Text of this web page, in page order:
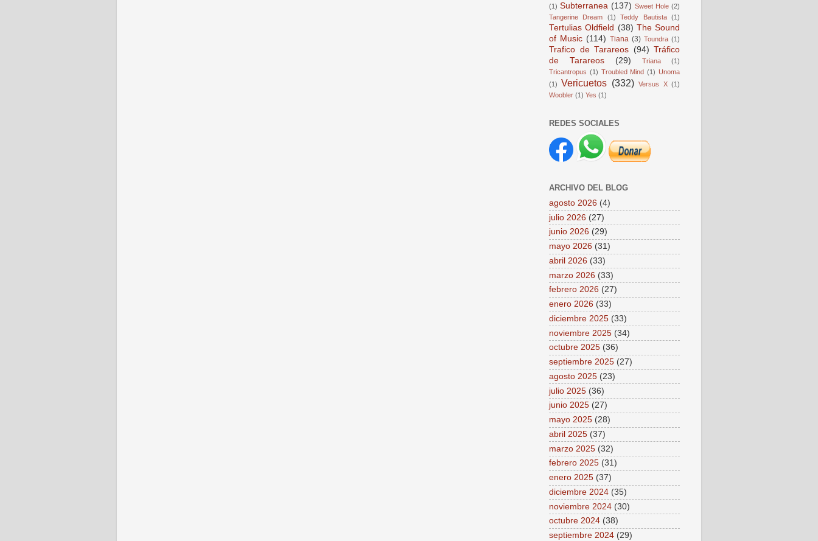
(1) Subterranea (137) Sweet Hole (2)
Tangerine Dream
(1) Teddy Bautista (1)
Tertulias Oldfield (38) The Sound
of Music (114) Tiana (3) Toundra (1)
Trafico de Tarareos (94) Tráfico
de Tarareos
(29) Triana
(1)
Tricantropus (1) Troubled Mind (1) Unoma
(1)
Vericuetos (332) Versus X (1)
Woobler (1) Yes (1)
REDES SOCIALES
ARCHIVO DEL BLOG
agosto 2026 (4)
julio 2026 (27)
junio 2026 (29)
mayo 2026 (31)
abril 2026 (33)
marzo 2026 (33)
febrero 2026 (27)
enero 2026 (33)
diciembre 2025 (33)
noviembre 2025 (34)
octubre 2025 (36)
septiembre 2025 (27)
agosto 2025 (23)
julio 2025 (36)
junio 2025 (27)
mayo 2025 (28)
abril 2025 (37)
marzo 2025 (32)
febrero 2025 (31)
enero 2025 (37)
diciembre 2024 (35)
noviembre 2024 (30)
octubre 2024 (38)
septiembre 2024 (29)